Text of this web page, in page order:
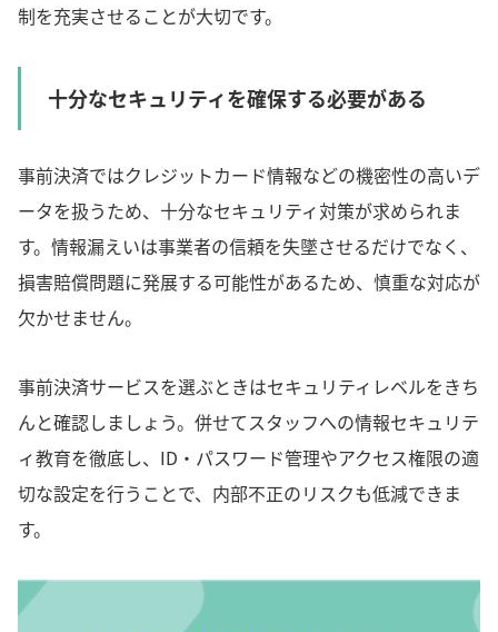
制を充実させることが大切です。
十分なセキュリティを確保する必要がある
事前決済ではクレジットカード情報などの機密性の高いデ
ータを扱うため、十分なセキュリティ対策が求められま
す。情報漏えいは事業者の信頼を失墜させるだけでなく、
損害賠償問題に発展する可能性があるため、慎重な対応が
欠かせません。
事前決済サービスを選ぶときはセキュリティレベルをきち
んと確認しましょう。併せてスタッフへの情報セキュリテ
ィ教育を徹底し、ID・パスワード管理やアクセス権限の適
切な設定を行うことで、内部不正のリスクも低減できま
す。